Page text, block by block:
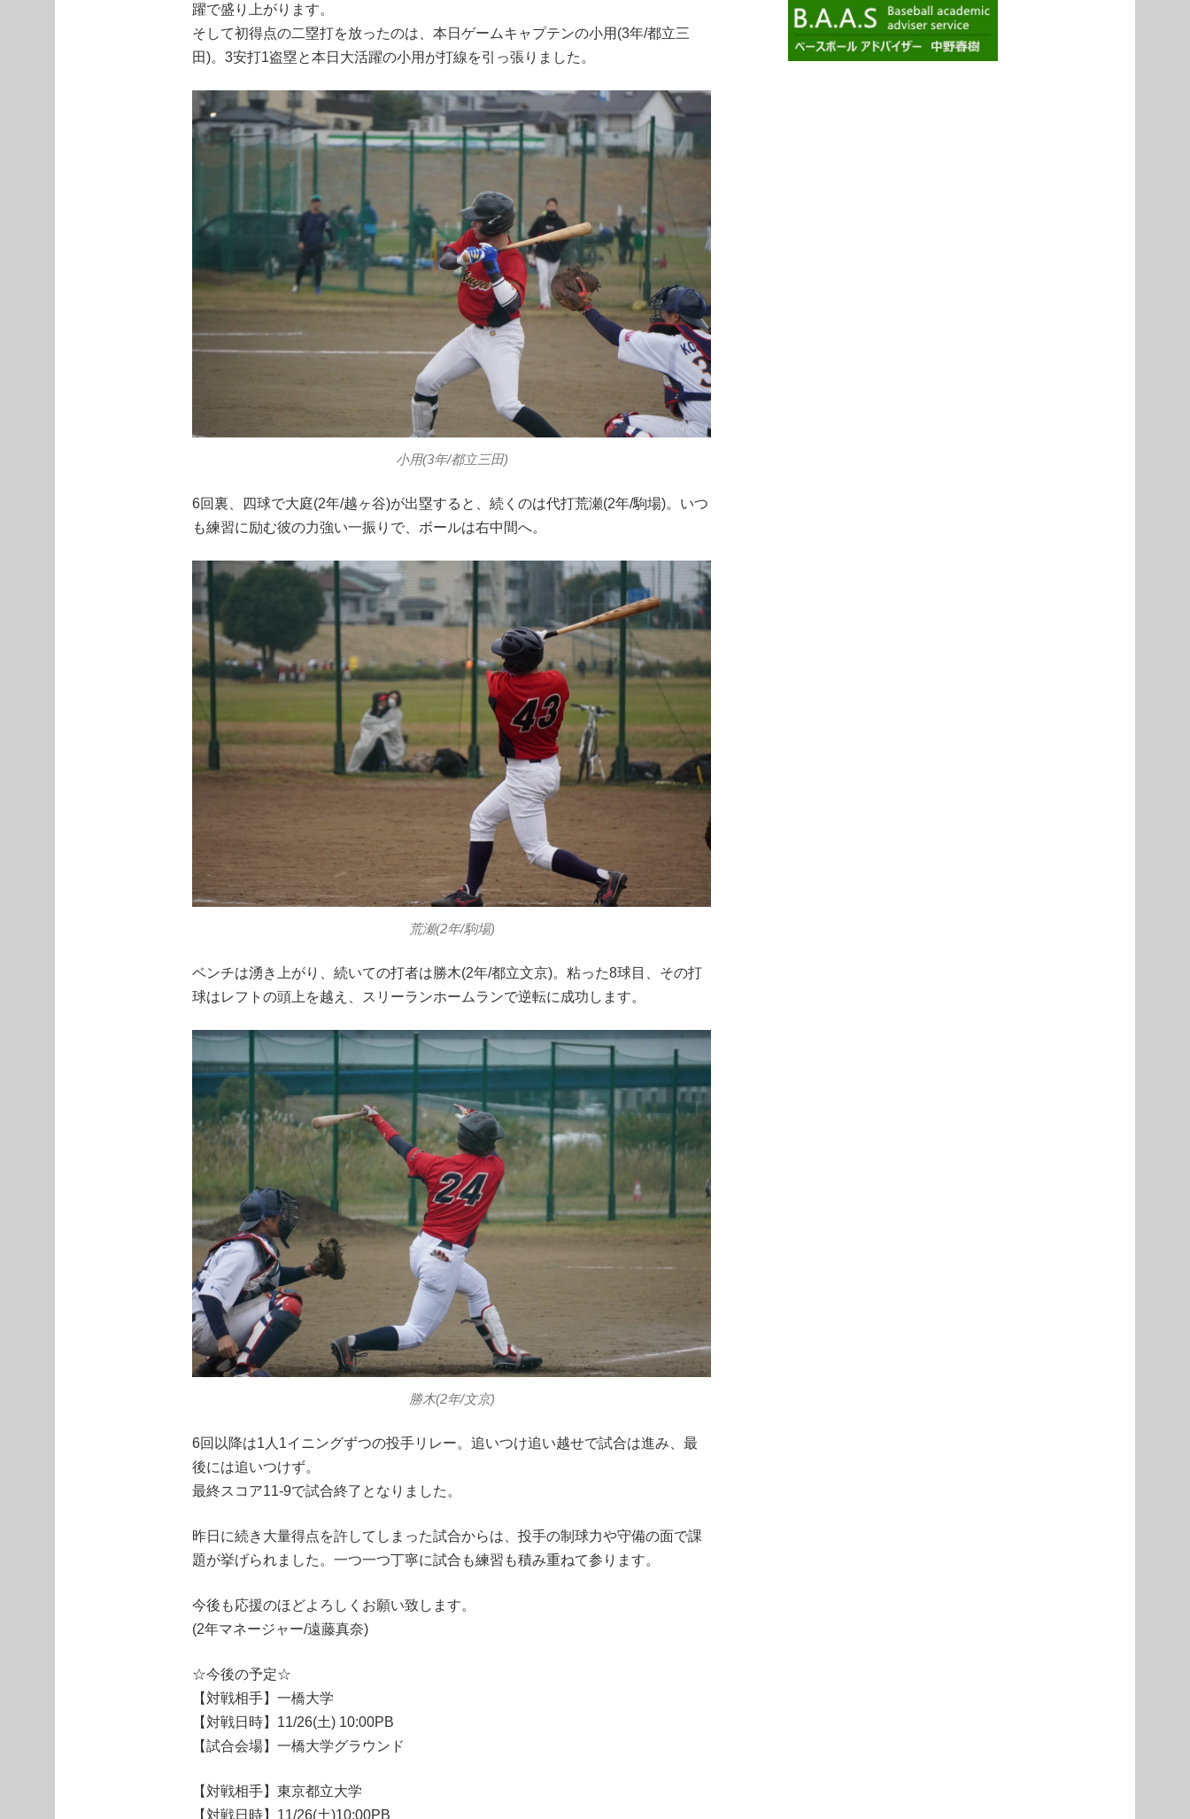
躍で盛り上がります。
そして初得点の二塁打を放ったのは、本日ゲームキャプテンの小用(3年/都立三
田)。3安打1盗塁と本日大活躍の小用が打線を引っ張りました。
小用(3年/都立三田)
6回裏、四球で大庭(2年/越ヶ谷)が出塁すると、続くのは代打荒瀬(2年/駒場)。いつ
も練習に励む彼の力強い一振りで、ボールは右中間へ。
荒瀬(2年/駒場)
ベンチは湧き上がり、続いての打者は勝木(2年/都立文京)。粘った8球目、その打
球はレフトの頭上を越え、スリーランホームランで逆転に成功します。
勝木(2年/文京)
6回以降は1人1イニングずつの投手リレー。追いつけ追い越せで試合は進み、最
後には追いつけず。
最終スコア11-9で試合終了となりました。
昨日に続き大量得点を許してしまった試合からは、投手の制球力や守備の面で課
題が挙げられました。一つ一つ丁寧に試合も練習も積み重ねて参ります。
今後も応援のほどよろしくお願い致します。
(2年マネージャー/遠藤真奈)
☆今後の予定☆
【対戦相手】一橋大学
【対戦日時】11/26(土) 10:00PB
【試合会場】一橋大学グラウンド
【対戦相手】東京都立大学
【対戦日時】11/26(土)10:00PB